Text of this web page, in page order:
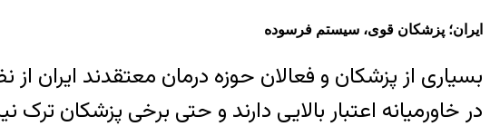
ایران؛ پزشکان قوی، سیستم فرسوده
بسیاری از پزشکان و فعالان حوزه درمان معتقدند ایران
در خاورمیانه اعتبار بالایی دارند و حتی برخی پزشکان ترک